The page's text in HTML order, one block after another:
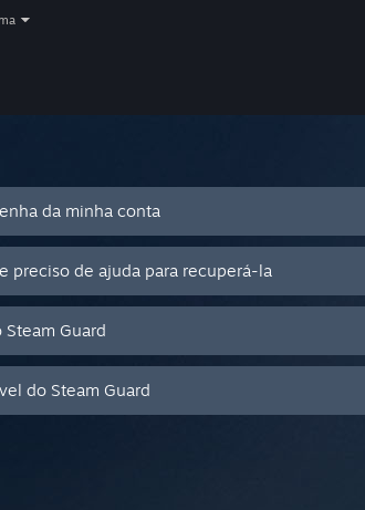
da minha conta
preciso de ajuda para recuperá-la
Guard
do Steam Guard